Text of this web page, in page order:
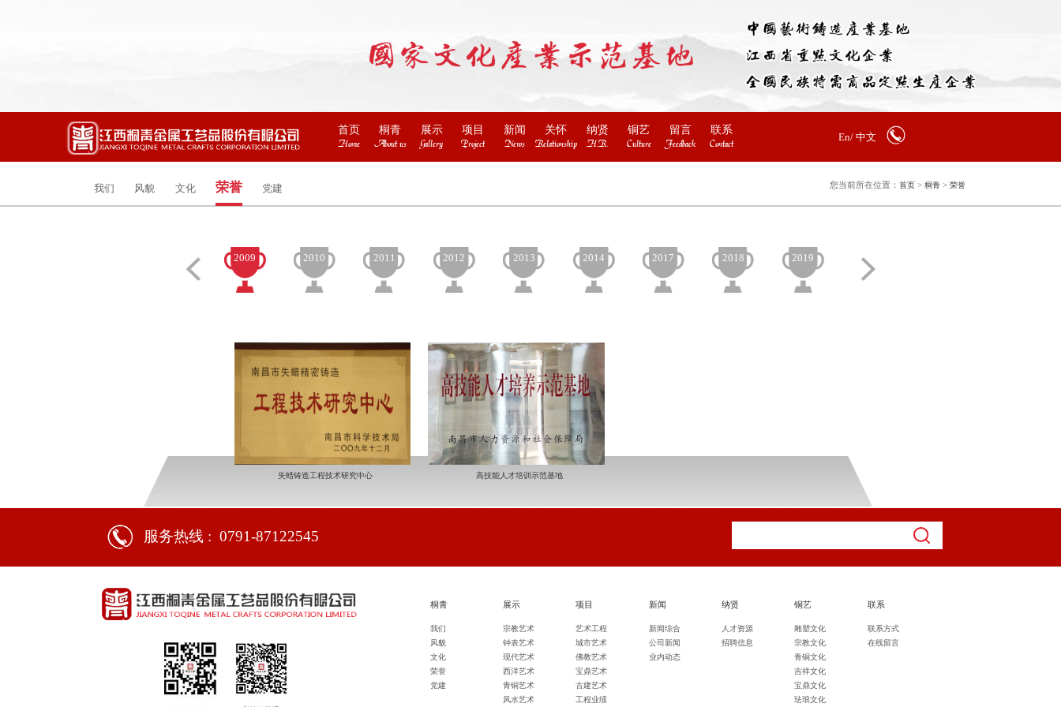
首页
Home
桐青
About us
展示
Gallery
项目
Project
新闻
News
关怀
Relationship
纳贤
H.R.
铜艺
Culture
留言
Feedback
联系
Contact
En/ 中文
我们 风貌 文化 荣誉 党建 您当前所在位置：首页 >桐青 >荣誉
2009 2010 2011 2012 2013 2014 2017 2018 2019
失蜡铸造工程技术研究中心 高技能人才培训示范基地
服务热线 : 0791-87122545
桐青
我们
风貌
文化
荣誉
党建
展示
宗教艺术
钟表艺术
现代艺术
西洋艺术
青铜艺术
风水艺术
项目
艺术工程
城市艺术
佛教艺术
宝鼎艺术
古建艺术
工程业绩
新闻
新闻综合
公司新闻
业内动态
纳贤
人才资源
招聘信息
铜艺
雕塑文化
宗教文化
青铜文化
吉祥文化
宝鼎文化
珐琅文化
联系
联系方式
在线留言